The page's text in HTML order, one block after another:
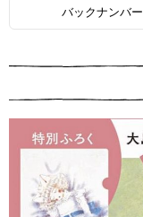
バックナンバー